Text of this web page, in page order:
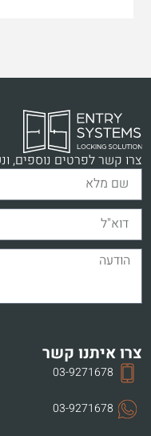
צרו איתנו קשר
03-9271678
03-9271678
צרו קשר לפרטים נוספים,